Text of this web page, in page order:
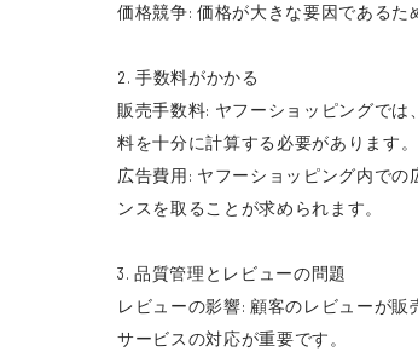
価格競争: 価格が大きな要因である
2. 手数料がかかる
販売手数料: ヤフーショッピングで
料を十分に計算する必要があります。
広告費用: ヤフーショッピング内で
ンスを取ることが求められます。
3. 品質管理とレビューの問題
レビューの影響: 顧客のレビューが
サービスの対応が重要です。